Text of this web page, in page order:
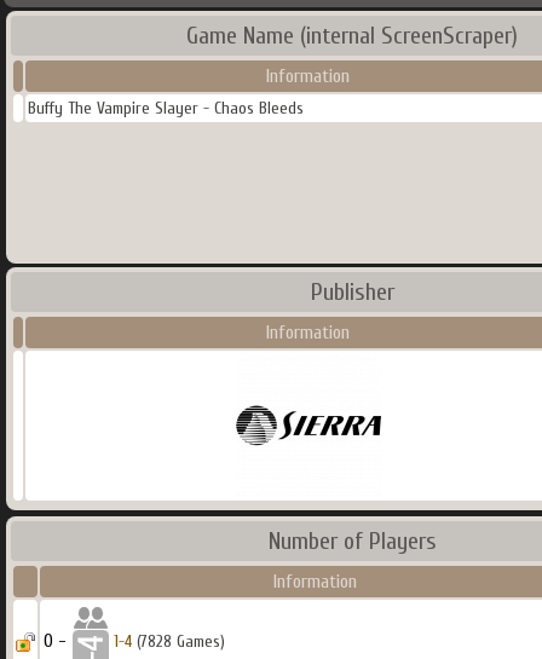
Game Name (internal ScreenScraper)
Information
Buffy The Vampire Slayer - Chaos Bleeds
Publisher
Information
Number of Players
Information
0 - 1-4 (7828 Games)